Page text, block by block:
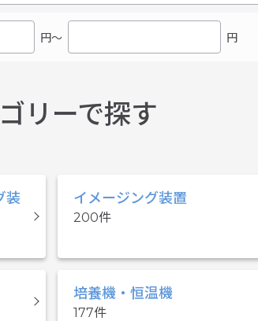
円〜 円
リーで探す
装
イメージング装置
200
培養機・恒温機
177